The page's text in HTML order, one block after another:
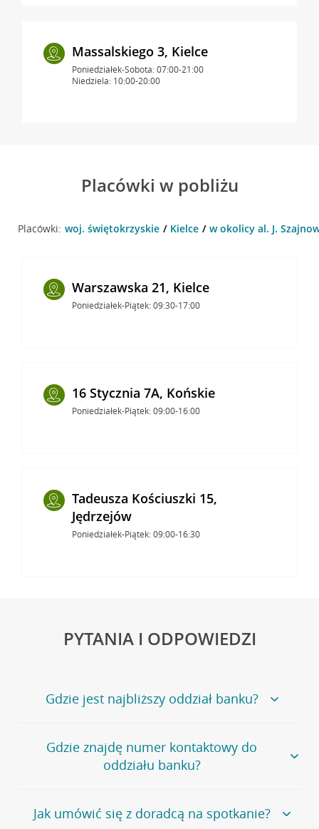
Massalskiego 3, Kielce
Poniedziałek-Sobota: 07:00-21:00
Niedziela: 10:00-20:00
Placówki w pobliżu
Placówki: woj. świętokrzyskie Kielce w okolicy al. J.
Warszawska 21, Kielce
Poniedziałek-Piątek: 09:30-17:00
16 Stycznia 7A, Końskie
Poniedziałek-Piątek: 09:00-16:00
Tadeusza Kościuszki 15,
Jędrzejów
Poniedziałek-Piątek: 09:00-16:30
PYTANIA I ODPOWIEDZI
Gdzie jest najbliższy oddział banku?
Jeśli szukasz oddziału naszego banku, zapraszamy na
stronęPlacówki i bankomaty, na której znajduje się
wygodna wyszukiwarka.
oddziałów
Gdzie znajdę numer kontaktowy do
oddziału banku?
Bank Credit Agricole nie udostępnia ogólnego numeru
telefonu do placówki bankowej.
Jak umówić się z doradcą na spotkanie?